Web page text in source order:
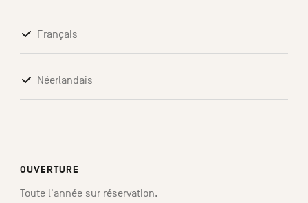
Français
Néerlandais
OUVERTURE
Toute l'année sur réservation.